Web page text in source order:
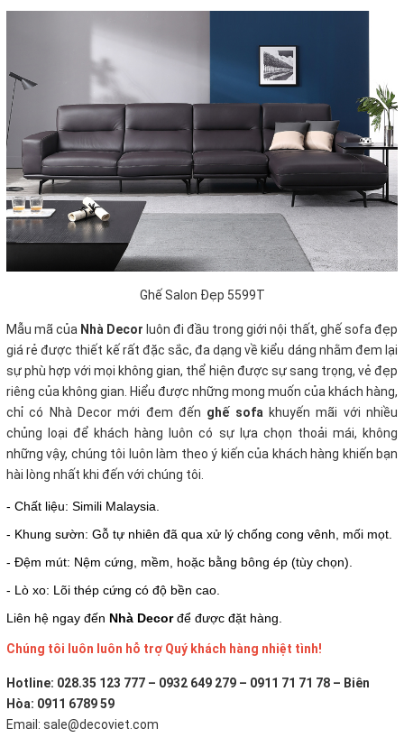
Ghế Salon Đẹp 5599T
Mẫu mã của Nhà Decor luôn đi đầu trong giới nội thất, ghế sofa đẹp
giá rẻ được thiết kế rất đặc sắc, đa dạng về kiểu dáng nhằm đem lại
sự phù hợp với mọi không gian, thể hiện được sự sang trọng, vẻ đẹp
riêng của không gian. Hiểu được những mong muốn của khách hàng,
chỉ có Nhà Decor mới đem đến ghế sofakhuyến mãi với nhiều
chủng loại để khách hàng luôn có sự lựa chọn thoải mái, không
những vậy, chúng tôi luôn làm theo ý kiến của khách hàng khiến bạn
hài lòng nhất khi đến với chúng tôi.
- Chất liệu: Simili Malaysia.
- Khung sườn: Gỗ tự nhiên đã qua xử lý chống cong vênh, mối mọt.
- Đệm mút: Nệm cứng, mềm, hoặc bằng bông ép (tùy chọn).
- Lò xo: Lõi thép cứng có độ bền cao.
Liên hệ ngay đến Nhà Decorđể được đặt hàng.
Chúng tôi luôn luôn hỗ trợ Quý khách hàng nhiệt tình!
Hotline: 028.35 123 777 – 0932 649 279 – 0911 71 71 78 – Biên
Hòa: 0911 6789 59
Email: sale@decoviet.com